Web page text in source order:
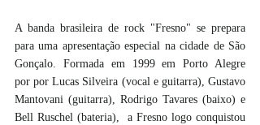
A banda brasileira de rock "Fresno" se prepara
para uma apresentação especial na cidade de São
Gonçalo. Formada em 1999 em Porto Alegre
por por Lucas Silveira (vocal e guitarra), Gustavo
Mantovani (guitarra), Rodrigo Tavares (baixo) e
Bell Ruschel (bateria),  a Fresno logo conquistou